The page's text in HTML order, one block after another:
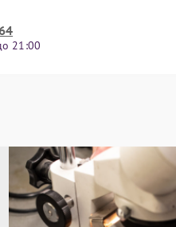
21:00